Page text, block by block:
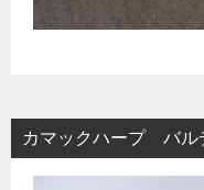
カマックハープ バル